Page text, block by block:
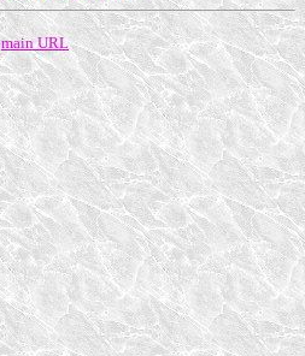
main URL